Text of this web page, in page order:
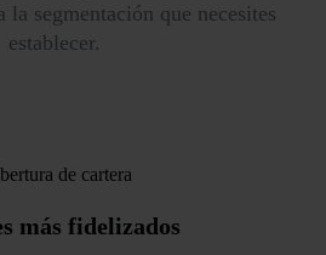
la segmentación que necesites
establecer.
de cartera
más fidelizados